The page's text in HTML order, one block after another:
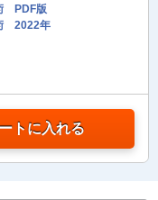
PDF版
2022年
トに入れる